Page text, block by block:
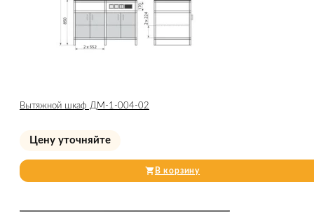
Вытяжной шкаф ДМ-1-004-02
Цену уточняйте
В корзину